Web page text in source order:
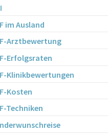
im Ausland
Arztbewertung
Erfolgsraten
Klinikbewertungen
Kosten
Techniken